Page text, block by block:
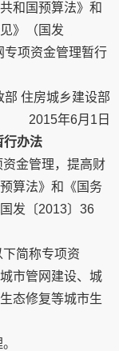
和国预算法》和
》（国发
专项资金管理暂行
住房城乡建设部
2015年6月1日
办法
金管理，提高财
算法》和《国务
发〔2013〕36
简称专项资
市管网建设、城
态修复等城市生